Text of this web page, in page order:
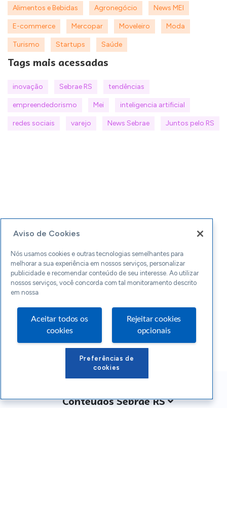
Alimentos e Bebidas Agronegócio News MEI
E-commerce Mercopar Moveleiro Moda
Turismo Startups Saúde
Tags mais acessadas
inovação Sebrae RS tendências
empreendedorismo Mei inteligencia artificial
redes sociais varejo News Sebrae Juntos pelo RS
Conteúdos Sebrae RS
Aviso de Cookies
Nós usamos cookies e outras tecnologias semelhantes para
melhorar a sua experiência em nossos serviços, personalizar
publicidade e recomendar conteúdo de seu interesse. Ao utilizar
nossos serviços, você concorda com tal monitoramento descrito
em nossa
Aceitar todos os
cookies
Rejeitar cookies
opcionais
Preferências de
cookies